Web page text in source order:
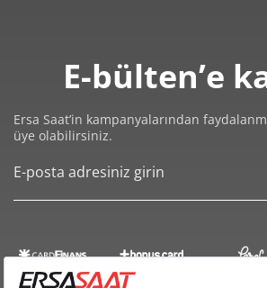
E-bülten’e
Ersa Saat’in kampanyalarından
üye olabilirsiniz.